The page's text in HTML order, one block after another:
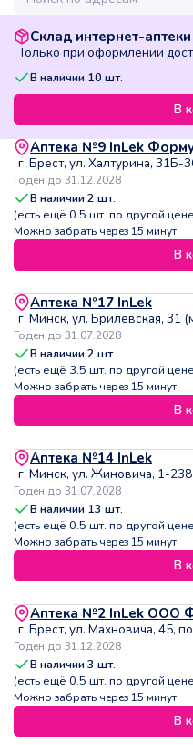
Склад интернет-аптеки
Только при оформлении
В наличии 10 шт.
В
Аптека №9 InLek
г. Брест, ул. Халтурина, 31Б-
Годен до 31.12.2028
В наличии2 шт.
(есть ещё 0.5 шт. по другой
Можно забрать через 15 минут
В
Аптека №17 InLek
г. Минск, ул. Брилевская, 31
Годен до 31.07.2028
В наличии2 шт.
(есть ещё 3.5 шт. по другой
Можно забрать через 15 минут
В
Аптека №14 InLek
г. Минск, ул. Жиновича, 1-238
Годен до 31.07.2028
В наличии 13 шт.
(есть ещё 0.5 шт. по другой
Можно забрать через 15 минут
В
Аптека №2 InLek ООО
г. Брест, ул. Махновича, 45,
Годен до 31.12.2028
В наличии3 шт.
(есть ещё 0.5 шт. по другой
Можно забрать через 15 минут
В